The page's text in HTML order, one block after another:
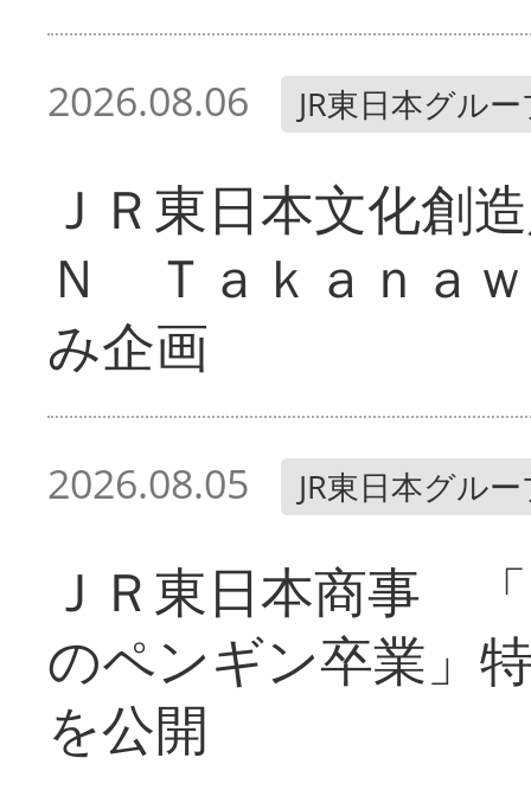
2026.08.06 JR東日本グル
ＪＲ東日本文化創
Ｎ Ｔａｋａｎａ
み企画
2026.08.05 JR東日本グル
ＪＲ東日本商事
のペンギン卒業」
を公開